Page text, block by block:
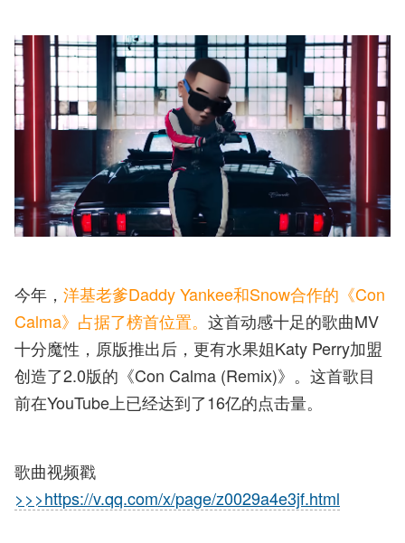
今年， 洋基老爹Daddy Yankee和Snow合作的《Con
Calma》占据了榜首位置。 这首动感十足的歌曲MV
十分魔性，原版推出后，更有水果姐Katy Perry加盟
创造了2.0版的《Con Calma (Remix)》。这首歌目
前在YouTube上已经达到了16亿的点击量。
歌曲视频戳
>>>https://v.qq.com/x/page/z0029a4e3jf.html